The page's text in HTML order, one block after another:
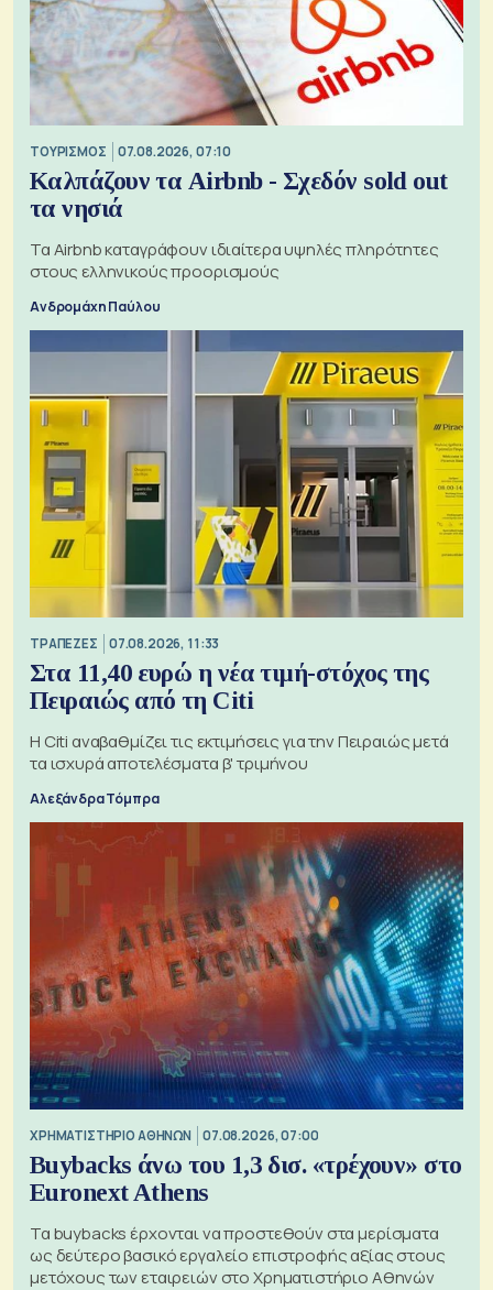
ΤΟΥΡΙΣΜΟΣ 07.08.2026, 07:10
Καλπάζουν τα Airbnb - Σχεδόν sold out
τα νησιά
Τα Airbnb καταγράφουν ιδιαίτερα υψηλές πληρότητες
στους ελληνικούς προορισμούς
Ανδρομάχη Παύλου
ΤΡΑΠΕΖΕΣ 07.08.2026, 11:33
Στα 11,40 ευρώ η νέα τιμή-στόχος της
Πειραιώς από τη Citi
Η Citi αναβαθμίζει τις εκτιμήσεις για την Πειραιώς μετά
τα ισχυρά αποτελέσματα β' τριμήνου
Αλεξάνδρα Τόμπρα
XΡΗΜΑΤΙΣΤΗΡΙΟ ΑΘΗΝΩΝ 07.08.2026, 07:00
Buybacks άνω του 1,3 δισ. «τρέχουν» στο
Euronext Athens
Τα buybacks έρχονται να προστεθούν στα μερίσματα
ως δεύτερο βασικό εργαλείο επιστροφής αξίας στους
μετόχους των εταιρειών στο Χρηματιστήριο Αθηνών